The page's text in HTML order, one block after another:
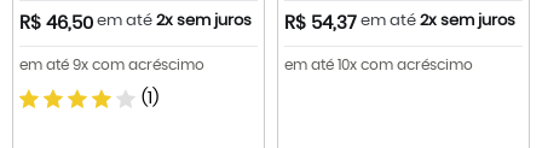
R$ 46,50 em até 2x sem juros
em até 9x com acréscimo
(1)
R$ 54,37 em até 2x sem juros
em até 10x com acréscimo